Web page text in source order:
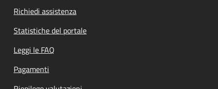
Richiedi assistenza
Statistiche del portale
Leggi le FAQ
Pagamenti